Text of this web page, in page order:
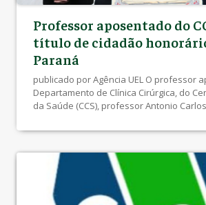
Professor aposentado do
título de cidadão
Paraná
publicado por Agência UEL O professor
Departamento de Clínica Cirúrgica, do
da Saúde (CCS), professor Antonio
Paraná, durante sessão solene
reconheceu os 41 anos de carreira do